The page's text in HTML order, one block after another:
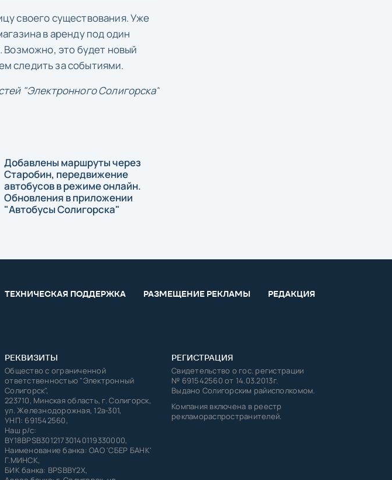
своего существования. Уже
в аренду под один
Возможно, это будет новый
следить за событиями.
"Электронного Солигорска"
Добавлены маршруты через
Старобин, передвижение
автобусов в режиме онлайн.
Обновления в приложении
"Автобусы Солигорска"
ТЕХНИЧЕСКАЯ ПОДДЕРЖКА РАЗМЕЩЕНИЕ РЕКЛАМЫ РЕДАКЦИЯ
РЕКВИЗИТЫ
Общество с ограниченной
ответственностью "Электронный
Солигорск",
223710, Минская область, г. Солигорск,
ул. Железнодорожная, 12а-301,
УНП: 691542560,
Наш р/с:
BY18BPSB30121730140119330000,
Наименование банка: ОАО 'СБЕР БАНК'
Г.МИНСК,
БИК банка: BPSBBY2X,
РЕГИСТРАЦИЯ
Свидетельство о гос. регистрации
№ 691542560 от 14.03.2013г.
Выдано Солигорским райисполкомом.
Компания включена в реестр
рекламораспространителей.